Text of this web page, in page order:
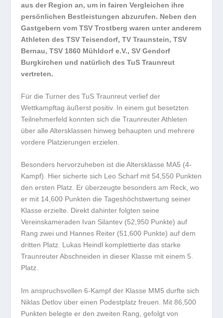
aus der Region an, um in fairen Vergleichen ihre
persönlichen Bestleistungen abzurufen. Neben den
Gastgebern vom TSV Trostberg waren unter anderem
Athleten des TSV Teisendorf, TV Traunstein, TSV
Bernau, TSV 1860 Mühldorf e.V., SV Gendorf
Burgkirchen und natürlich des TuS Traunreut
vertreten.
Für die Turner des TuS Traunreut verlief der
Wettkampftag äußerst positiv. In einem gut besetzten
Teilnehmerfeld konnten sich die Traunreuter Athleten
über alle Altersklassen hinweg behaupten und mehrere
vordere Platzierungen erzielen.
Besonders hervorzuheben ist die Altersklasse MA5 (4-
Kampf). Hier sicherte sich Leo Scharf mit 54,550 Punkten
den ersten Platz. Er überzeugte besonders am Reck, wo
er mit 14,600 Punkten die Tageshöchstwertung seiner
Klasse erzielte. Direkt dahinter folgten seine
Vereinskameraden Ivan Silantev (52,950 Punkte) auf
Rang zwei und Hannes Reiter (51,600 Punkte) auf dem
dritten Platz. Lukas Heindl komplettierte das starke
Traunreuter Abschneiden in dieser Klasse mit einem 5.
Platz.
Im anspruchsvollen 6-Kampf der Klasse MM5 durfte sich
Niklas Detlov über einen Podestplatz freuen. Mit 86,500
Punkten belegte er den zweiten Rang, gefolgt von